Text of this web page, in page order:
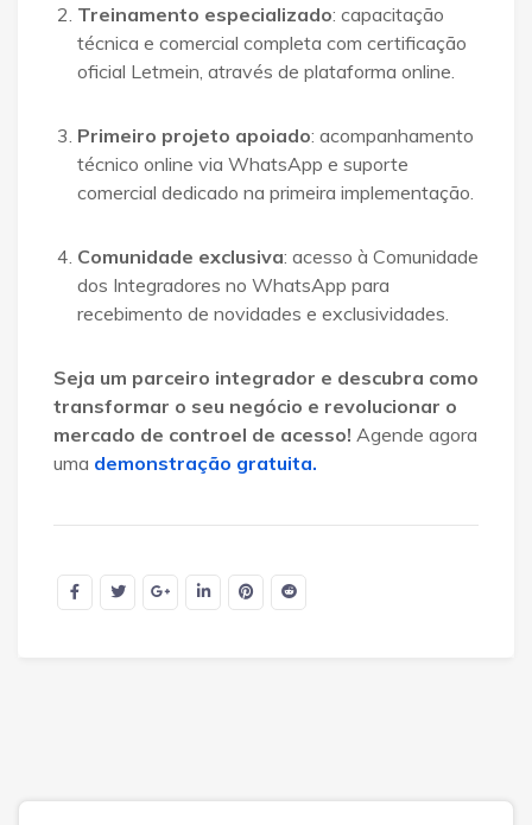
Treinamento especializado: capacitação
técnica e comercial completa com certificação
oficial Letmein, através de plataforma online.
Primeiro projeto apoiado: acompanhamento
técnico online via WhatsApp e suporte
comercial dedicado na primeira implementação.
Comunidade exclusiva: acesso à Comunidade
dos Integradores no WhatsApp para
recebimento de novidades e exclusividades.
Seja um parceiro integrador e descubra como
transformar o seu negócio e revolucionar o
mercado de controel de acesso! Agende agora
uma demonstração gratuita.